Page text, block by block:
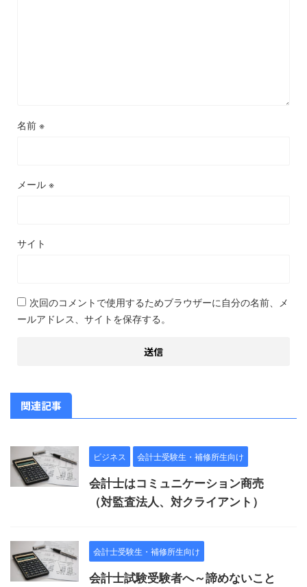
名前 ※
メール ※
サイト
次回のコメントで使用するためブラウザーに自分の名前、メ
ールアドレス、サイトを保存する。
関連記事
ビジネス 会計士受験生・補修所生向け
会計士はコミュニケーション商売
（対監査法人、対クライアント）
会計士受験生・補修所生向け
会計士試験受験者へ～諦めないこと